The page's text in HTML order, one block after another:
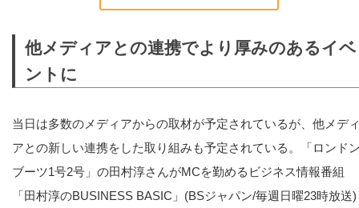
他メディアとの連携でより厚みのあるイベ
ントに
当日は多数のメディアからの取材が予定されているが、他メデ
アとの新しい連携をした取り組みも予定されている。「ロンド
ブーツ1号2号」の田村淳さんがMCを勤めるビジネス情報番組
「田村淳のBUSINESS BASIC」(BSジャパン/毎週日曜23時放送)